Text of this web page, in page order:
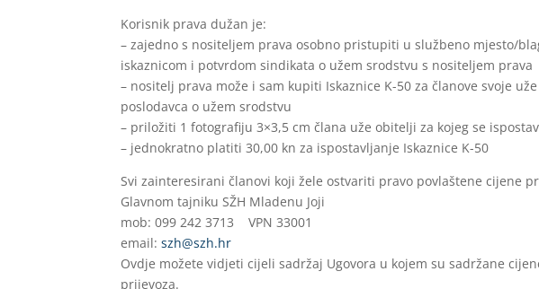
Korisnik prava dužan je:
– zajedno s nositeljem prava osobno pristupiti u službeno mjesto/
iskaznicom i potvrdom sindikata o užem srodstvu s nositeljem prava
– nositelj prava može i sam kupiti Iskaznice K-50 za članove svoje
poslodavca o užem srodstvu
– priložiti 1 fotografiju 3×3,5 cm člana uže obitelji za kojeg se
– jednokratno platiti 30,00 kn za ispostavljanje Iskaznice K-50
Svi zainteresirani članovi koji žele ostvariti pravo povlaštene cijene
Glavnom tajniku SŽH Mladenu Joji
mob: 099 242 3713 VPN 33001
email:szh@szh.hr
Ovdje možete vidjeti cijeli sadržaj Ugovora u kojem su sadržane
prijevoza.